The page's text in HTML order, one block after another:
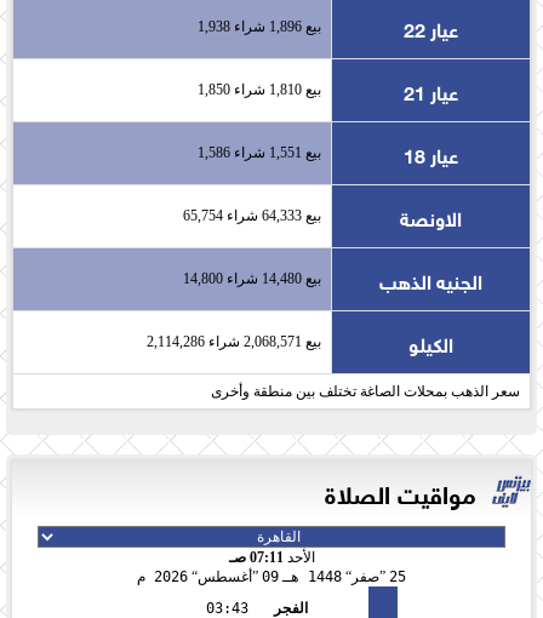
عيار 22 بيع 1,896 شراء 1,938
عيار 21 بيع 1,810 شراء 1,850
عيار 18 بيع 1,551 شراء 1,586
الاونصة بيع 64,333 شراء 65,754
الجنيه الذهب بيع 14,480 شراء 14,800
الكيلو بيع 2,068,571 شراء 2,114,286
سعر الذهب بمحلات الصاغة تختلف بين منطقة وأخرى
مواقيت الصلاة
الأحد 07:11 صـ
25
صفر 1448 هـ 09 أغسطس 2026 م
الفجر
03:43